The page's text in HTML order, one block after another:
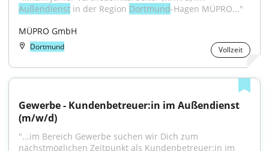
Außendienst in der Region Dortmund-Hagen MÜPRO..."
MÜPRO GmbH
Dortmund Vollzeit
Gewerbe - Kundenbetreuer:in im Außendienst
(m/w/d)
"...im Bereich Gewerbe suchen wir Dich zum